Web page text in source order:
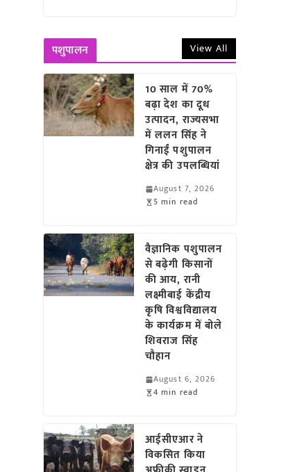
पशुपालन View All
10 साल में 70%
बढ़ा देश का दूध
उत्पादन, राज्यसभा
में ललन सिंह ने
गिनाईं पशुपालन
क्षेत्र की उपलब्धियां
August 7, 2026
5 min read
वैज्ञानिक पशुपालन
से बढ़ेगी किसानों
की आय, रानी
लक्ष्मीबाई केंद्रीय
कृषि विश्वविद्यालय
के कार्यक्रम में बोले
शिवराज सिंह
चौहान
August 6, 2026
4 min read
आईसीएआर ने
विकसित किया